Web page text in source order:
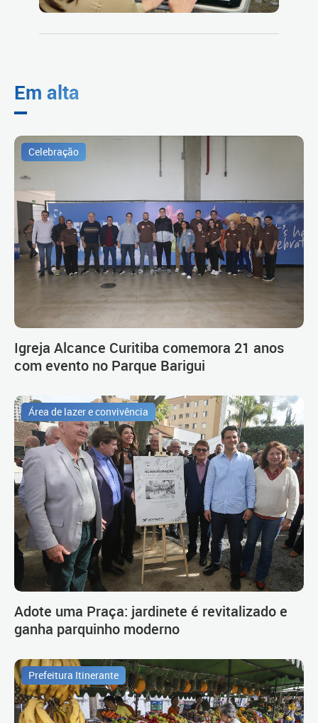
Em alta
Celebração
Igreja Alcance Curitiba comemora 21 anos
com evento no Parque Barigui
Área de lazer e convivência
Adote uma Praça: jardinete é revitalizado e
ganha parquinho moderno
Prefeitura Itinerante